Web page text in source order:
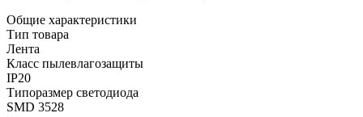
Общие характеристики
Тип товара
Лента
Класс пылевлагозащиты
IP20
Типоразмер светодиода
SMD 3528